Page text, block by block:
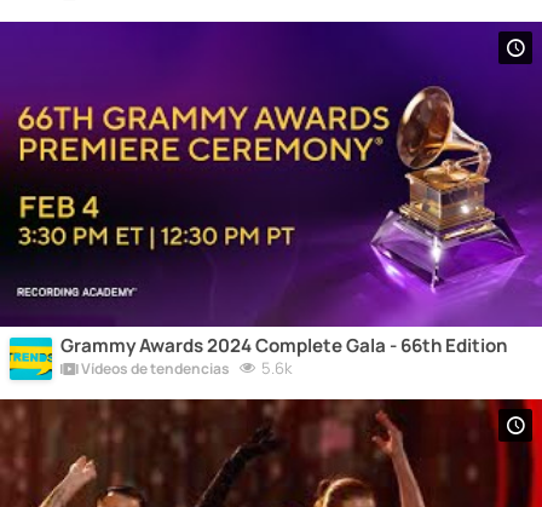
Grammy Awards 2024 Complete Gala - 66th Edition
Vídeos de tendencias 5.6k